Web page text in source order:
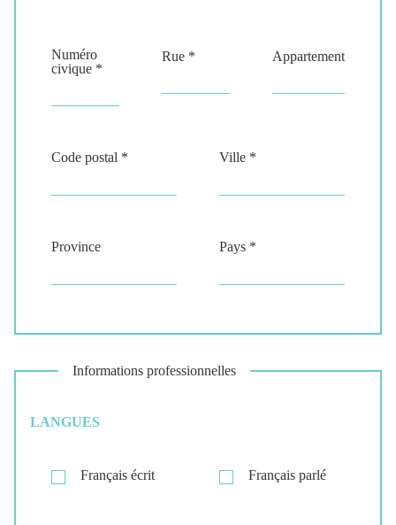
Numéro
civique *
Rue * Appartement
Code postal * Ville *
Province Pays *
Informations professionnelles
LANGUES
Français écrit Français parlé